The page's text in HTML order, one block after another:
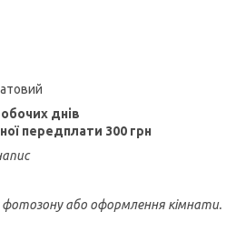
днів
передплати 300 грн
фотозону або оформлення кімнати.